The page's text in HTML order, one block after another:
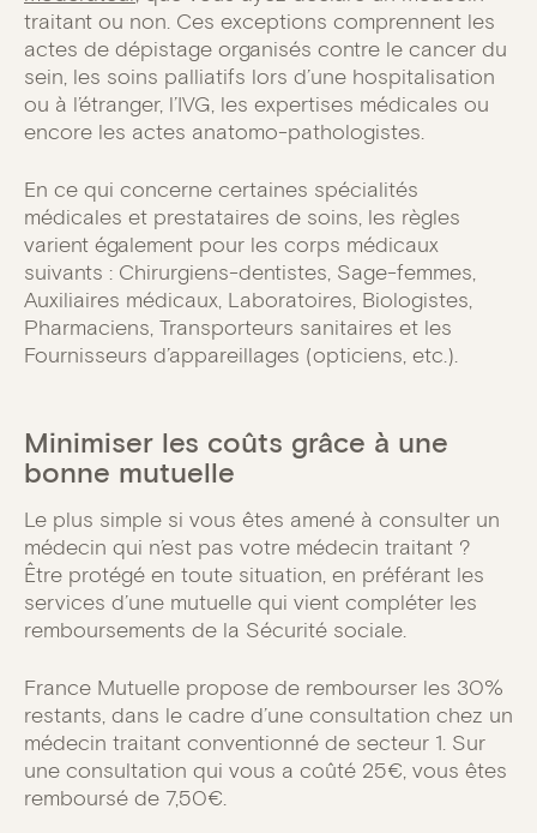
traitant ou non. Ces exceptions comprennent les
actes de dépistage organisés contre le cancer du
sein, les soins palliatifs lors d’une hospitalisation
ou à l’étranger, l’IVG, les expertises médicales ou
encore les actes anatomo-pathologistes.
En ce qui concerne certaines spécialités
médicales et prestataires de soins, les règles
varient également pour les corps médicaux
suivants : Chirurgiens-dentistes, Sage-femmes,
Auxiliaires médicaux, Laboratoires, Biologistes,
Pharmaciens, Transporteurs sanitaires et les
Fournisseurs d’appareillages (opticiens, etc.).
Minimiser les coûts grâce à une
bonne mutuelle
Le plus simple si vous êtes amené à consulter un
médecin qui n’est pas votre médecin traitant ?
Être protégé en toute situation, en préférant les
services d’une mutuelle qui vient compléter les
remboursements de la Sécurité sociale.
France Mutuelle propose de rembourser les 30%
restants, dans le cadre d’une consultation chez un
médecin traitant conventionné de secteur 1. Sur
une consultation qui vous a coûté 25€, vous êtes
remboursé de 7,50€.